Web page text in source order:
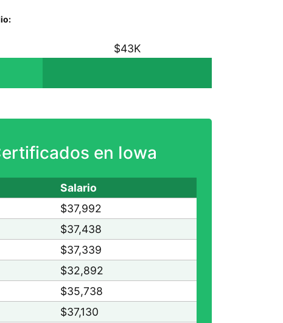
$43K
en Iowa
Salario
$37,992
$37,438
$37,339
$32,892
$35,738
$37,130